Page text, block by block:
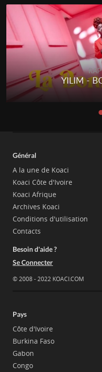
YILIM -
Général
A la une de Koaci
Koaci Côte d'Ivoire
Koaci Afrique
Archives Koaci
Conditions d'utilisation
Contacts
Besoin d'aide ?
Se Connecter
© 2008 - 2022 KOACI.COM
Pays
Côte d'Ivoire
Burkina Faso
Gabon
Congo